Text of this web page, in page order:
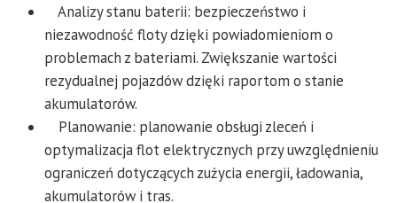
Analizy stanu baterii: bezpieczeństwo i
niezawodność floty dzięki powiadomieniom o
problemach z bateriami. Zwiększanie wartości
rezydualnej pojazdów dzięki raportom o stanie
akumulatorów.
Planowanie: planowanie obsługi zleceń i
optymalizacja flot elektrycznych przy uwzględnieniu
ograniczeń dotyczących zużycia energii, ładowania,
akumulatorów i tras.